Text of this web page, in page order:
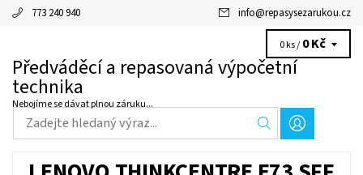
773 240 940 info@repasysezarukou.cz
Předváděcí a repasovaná výpočetní
technika
Nebojíme se dávat plnou záruku...
0 ks / 0 Kč